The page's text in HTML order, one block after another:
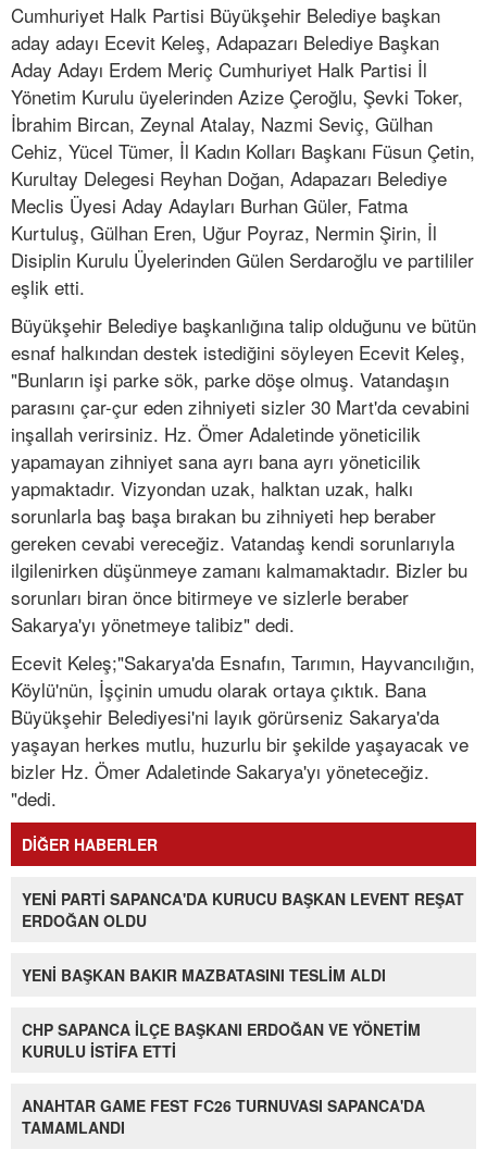
Cumhuriyet Halk Partisi Büyükşehir Belediye başkan
aday adayı Ecevit Keleş, Adapazarı Belediye Başkan
Aday Adayı Erdem Meriç Cumhuriyet Halk Partisi İl
Yönetim Kurulu üyelerinden Azize Çeroğlu, Şevki Toker,
İbrahim Bircan, Zeynal Atalay, Nazmi Seviç, Gülhan
Cehiz, Yücel Tümer, İl Kadın Kolları Başkanı Füsun Çetin,
Kurultay Delegesi Reyhan Doğan, Adapazarı Belediye
Meclis Üyesi Aday Adayları Burhan Güler, Fatma
Kurtuluş, Gülhan Eren, Uğur Poyraz, Nermin Şirin, İl
Disiplin Kurulu Üyelerinden Gülen Serdaroğlu ve partililer
eşlik etti.
Büyükşehir Belediye başkanlığına talip olduğunu ve bütün
esnaf halkından destek istediğini söyleyen Ecevit Keleş,
"Bunların işi parke sök, parke döşe olmuş. Vatandaşın
parasını çar-çur eden zihniyeti sizler 30 Mart'da cevabini
inşallah verirsiniz. Hz. Ömer Adaletinde yöneticilik
yapamayan zihniyet sana ayrı bana ayrı yöneticilik
yapmaktadır. Vizyondan uzak, halktan uzak, halkı
sorunlarla baş başa bırakan bu zihniyeti hep beraber
gereken cevabi vereceğiz. Vatandaş kendi sorunlarıyla
ilgilenirken düşünmeye zamanı kalmamaktadır. Bizler bu
sorunları biran önce bitirmeye ve sizlerle beraber
Sakarya'yı yönetmeye talibiz" dedi.
Ecevit Keleş;"Sakarya'da Esnafın, Tarımın, Hayvancılığın,
Köylü'nün, İşçinin umudu olarak ortaya çıktık. Bana
Büyükşehir Belediyesi'ni layık görürseniz Sakarya'da
yaşayan herkes mutlu, huzurlu bir şekilde yaşayacak ve
bizler Hz. Ömer Adaletinde Sakarya'yı yöneteceğiz.
"dedi.
DİĞER HABERLER
YENİ PARTİ SAPANCA'DA KURUCU BAŞKAN LEVENT REŞAT
ERDOĞAN OLDU
YENİ BAŞKAN BAKIR MAZBATASINI TESLİM ALDI
CHP SAPANCA İLÇE BAŞKANI ERDOĞAN VE YÖNETİM
KURULU İSTİFA ETTİ
ANAHTAR GAME FEST FC26 TURNUVASI SAPANCA'DA
TAMAMLANDI